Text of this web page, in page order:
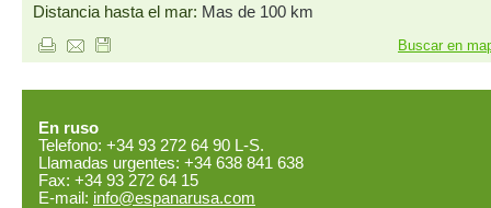
Distancia hasta el mar: Mas de 100 km
Buscar en
En ruso
Telefono: +34 93 272 64 90 L-S.
Llamadas urgentes: +34 638 841 638
Fax: +34 93 272 64 15
E-mail: info@espanarusa.com